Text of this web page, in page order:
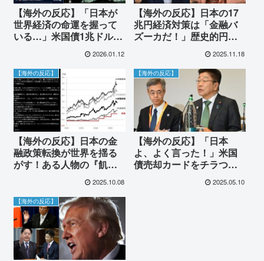
【海外の反応】「日本が
世界経済の命運を握って
いる…」米国債1兆ドル超
を保有する日本の影響力
に外国人が仰天！日銀の
政策変更が引き起こす巨
大な資金還流の行方
2026.01.12
【海外の反応】日本の17
兆円経済対策は「金融バ
ズーカだ！」歴史的円安
の中、日本の未来を世界
2025.11.18
【海外の反応】
【海外の反応】日本の金
融政策転換が世界を揺る
がす！ある人物の『飢え
をしのぐには●●を売るし
かない』という衝撃解説
に世界が震撼！
2025.10.08
【海外の反応】
【海外の反応】「日本
よ、よく言った！」米国
債売却カードをチラつか
せた日本に海外から称賛
と懸念の声が殺到！2025.05.10
【海外の反応】